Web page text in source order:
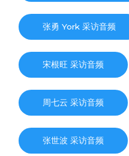
张勇 York 采访音频
宋根旺 采访音频
周七云 采访音频
张世波 采访音频